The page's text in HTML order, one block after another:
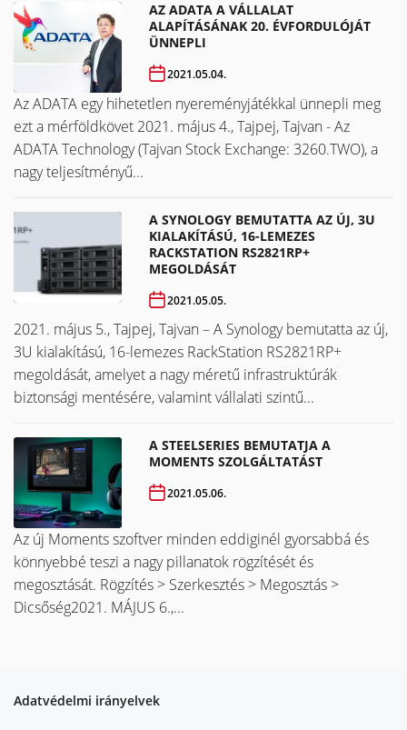
AZ ADATA A VÁLLALAT
ALAPÍTÁSÁNAK 20. ÉVFORDULÓJÁT
ÜNNEPLI
2021.05.04.
Az ADATA egy hihetetlen nyereményjátékkal ünnepli meg
ezt a mérföldkövet ​​​​​​​2021. május 4., Tajpej, Tajvan - Az
ADATA Technology (Tajvan Stock Exchange: 3260.TWO), a
nagy teljesítményű...
A SYNOLOGY BEMUTATTA AZ ÚJ, 3U
KIALAKÍTÁSÚ, 16-LEMEZES
RACKSTATION RS2821RP+
MEGOLDÁSÁT
2021.05.05.
2021. május 5., Tajpej, Tajvan – A Synology bemutatta az új,
3U kialakítású, 16-lemezes RackStation RS2821RP+
megoldását, amelyet a nagy méretű infrastruktúrák
biztonsági mentésére, valamint vállalati szintű...
A STEELSERIES BEMUTATJA A
MOMENTS SZOLGÁLTATÁST
2021.05.06.
Az új Moments szoftver minden eddiginél gyorsabbá és
könnyebbé teszi a nagy pillanatok rögzítését és
megosztását. Rögzítés > Szerkesztés > Megosztás >
Dicsőség2021. MÁJUS 6.,...
Adatvédelmi irányelvek